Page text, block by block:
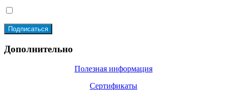
Дополнительно
Полезная информация
Сертификаты